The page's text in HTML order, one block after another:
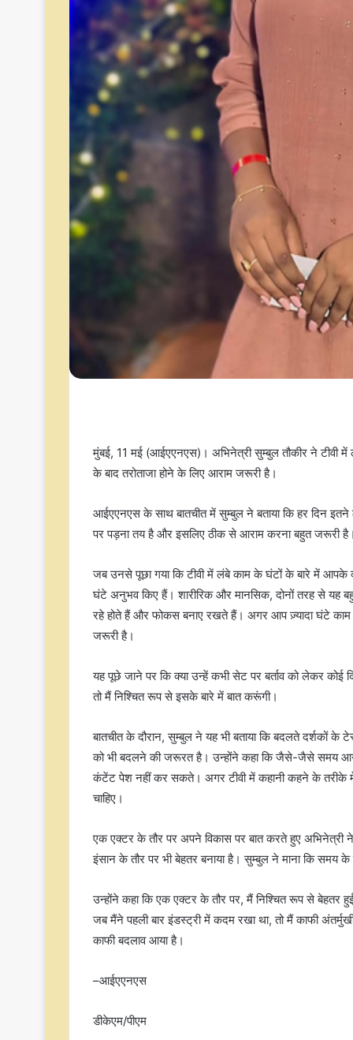
मुंबई, 11 मई (आईएएनएस)। अभिनेत्री सुम्बुल तौकीर ने टीवी
के बाद तरोताजा होने के लिए आराम जरूरी है।
आईएएनएस के साथ बातचीत में सुम्बुल ने बताया कि हर दिन
पर पड़ना तय है और इसलिए ठीक से आराम करना बहुत जरूरी है।
जब उनसे पूछा गया कि टीवी में लंबे काम के घंटों के बारे में आपके
घंटे अनुभव किए हैं। शारीरिक और मानसिक, दोनों तरह से यह
रहे होते हैं और फोकस बनाए रखते हैं। अगर आप ज़्यादा घंटे काम
जरूरी है।
यह पूछे जाने पर कि क्या उन्हें कभी सेट पर बर्ताव को लेकर कोई
तो मैं निश्चित रूप से इसके बारे में बात करूंगी।
बातचीत के दौरान, सुम्बुल ने यह भी बताया कि बदलते दर्शकों
को भी बदलने की जरूरत है। उन्होंने कहा कि जैसे-जैसे समय आगे
कंटेंट पेश नहीं कर सकते। अगर टीवी में कहानी कहने के तरीके में
चाहिए।
एक एक्टर के तौर पर अपने विकास पर बात करते हुए अभिनेत्री
इंसान के तौर पर भी बेहतर बनाया है। सुम्बुल ने माना कि समय के
उन्होंने कहा कि एक एक्टर के तौर पर, मैं निश्चित रूप से बेहतर
जब मैंने पहली बार इंडस्ट्री में कदम रखा था, तो मैं काफी
काफी बदलाव आया है।
–आईएएनएस
डीकेएम/पीएम